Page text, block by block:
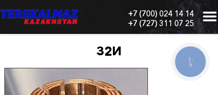
+7 (700) 024 14 14
+7 (727) 311 07 25
Алматы,
Тау",
блок
32И
КНОПКА
СВЯЗИ